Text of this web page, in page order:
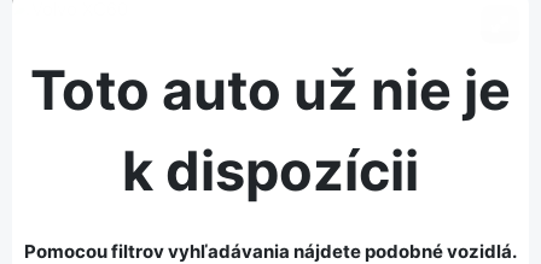
Toto auto už nie je
k dispozícii
Pomocou filtrov vyhľadávania nájdete podobné vozidlá.